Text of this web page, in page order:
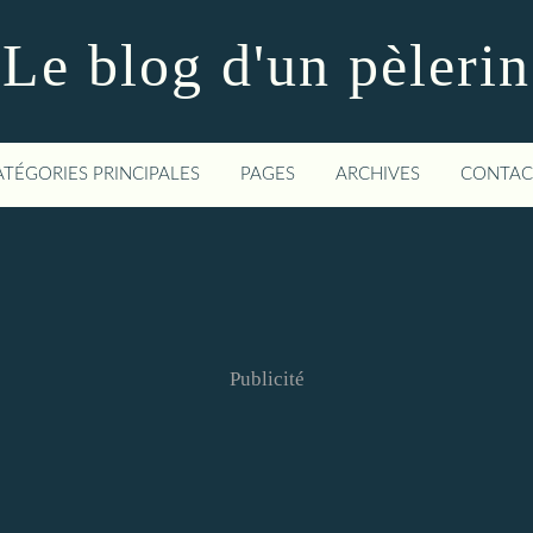
Le blog d'un pèlerin
PRINCIPALES PAGES ARCHIVES
Publicité